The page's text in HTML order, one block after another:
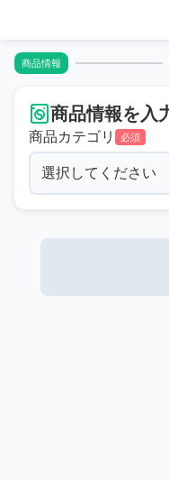
商品情報
商品情報を入
商品カテゴリ 必須